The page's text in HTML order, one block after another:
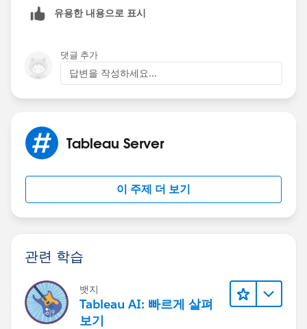
유용한 내용으로 표시
댓글 추가
답변을 작성하세요...
Tableau Server
이 주제 더 보기
관련 학습
뱃지
Tableau AI: 빠르게 살펴
보기